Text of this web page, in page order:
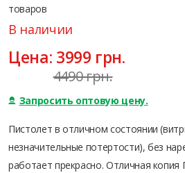
товаров
В наличии
Цена: 3999 грн.
4490 грн.
Запросить оптовую цену.
Пистолет в отличном состоянии
незначительные потертости), без
работает прекрасно. Отличная